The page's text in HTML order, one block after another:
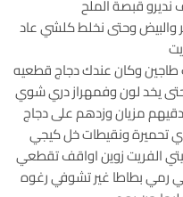
نديرو قبصة الملح
والبيض وحتى نخلط كلشي عاد
طاجين وكان عندك دجاج قطعيه
يخد لون وفمهراز دري شوي
مزيان وزدهم على دجاج
ونقيطات خل كيجي
الفريت زوين اواقف تقطعي
رمي بطاطا غير تشوفي رغوه